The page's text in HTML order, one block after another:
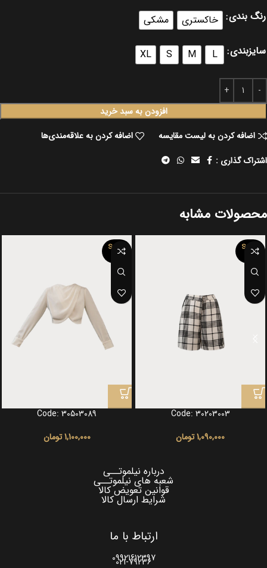
رنگ بندی خاکستری مشکی
سایزبندی L
M
S
XL
افزودن به سبد خرید
اضافه کردن به لیست مقایسه
اضافه کردن به علاقه‌مندی‌ها
اشتراک گذاری :
محصولات مشابه
SOLD
OUT
Code: 30203003
1,090,000تومان
SOLD
OUT
Code: 30503089
1,100,000 تومان
درباره نیلموتــی
شعبه های نیلموتــی
قوانین تعویض کالا
شرایط ارسال کالا
ارتباط با ما
09921612397
021-79236